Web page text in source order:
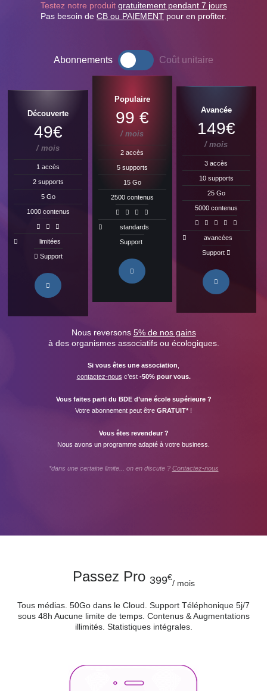
Testez notre produit gratuitementpendant 7 jours
Pas besoin de CB ou PAIEMENT pour en profiter.
Abonnements Coût unitaire
Découverte
49€
/ mois
1 accès
2 supports
5 Go
1000 contenus
limitées
Support
Populaire
99 €
/ mois
2 accès
5 supports
15 Go
2500 contenus
standards
Support
Avancée
149€
/ mois
3 accès
10 supports
25 Go
5000 contenus
avancées
Support
Nous reversons 5% de nos gains
à des organismes associatifs ou écologiques.
Si vous êtes une association
contactez-nous c’est -50% pour vous.
Vous faites parti du BDE d’une école supérieure ?
Votre abonnement peut être GRATUIT* !
Vous êtes revendeur ?
Nous avons un programme adapté à votre business.
*dans une certaine limite... on en discute ? Contactez-nous
Passez Pro 399€
/ mois
Tous médias. 50Go dans le Cloud. Support Téléphonique 5j/7
sous 48h Aucune limite de temps. Contenus & Augmentations
illimités. Statistiques intégrales.